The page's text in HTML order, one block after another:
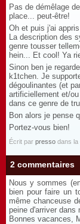
Pas de démêlage
place... peut-être!
Oh et puis j'ai
La description des
genre tousser
hein... Et cool! Ya
Sinon ben je
k1tchen. Je
dégoulinantes (et
artificiellement et/
dans ce genre de
Bon alors je pense
Portez-vous bien!
Écrit par presso dans la
2 commentaires
Nous y sommes
bien pour faire un
même chanceuse
peine d'arriver dans
Bonnes vacances,